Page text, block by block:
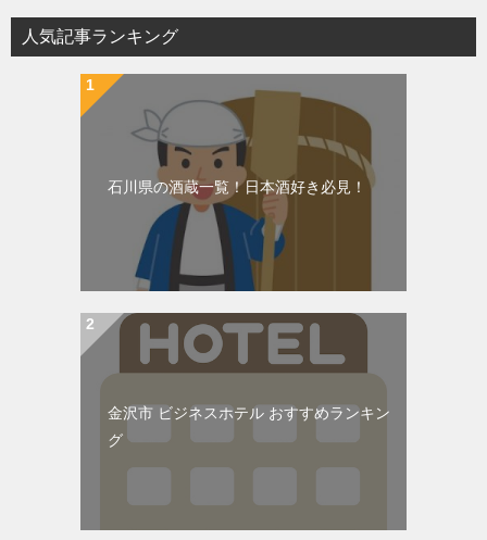
人気記事ランキング
石川県の酒蔵一覧！日本酒好き必見！
金沢市 ビジネスホテル おすすめランキン
グ